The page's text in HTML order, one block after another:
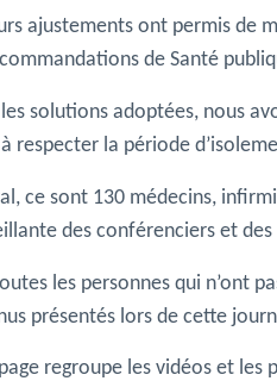
ajustements ont permis de
de Santé
solutions adoptées, nous
respecter la période
ce sont 130 médecins,
des conférenciers et
les personnes qui n’ont
présentés lors de cette
regroupe les vidéos et les